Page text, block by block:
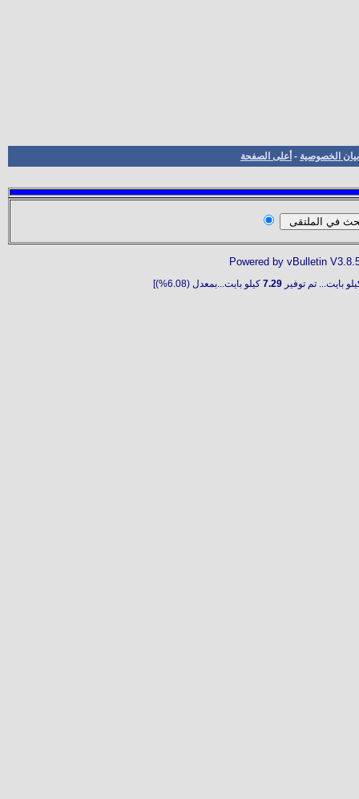
بيان الخصوصية - أعلى الصفحة
Powered by vBulletin
بايت... تم توفير 7.29 كيلو بايت...بمعدل (6.08%)]